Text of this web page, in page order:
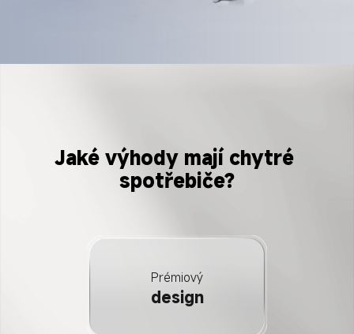
Jaké výhody mají chytré
spotřebiče?
Prémiový
design